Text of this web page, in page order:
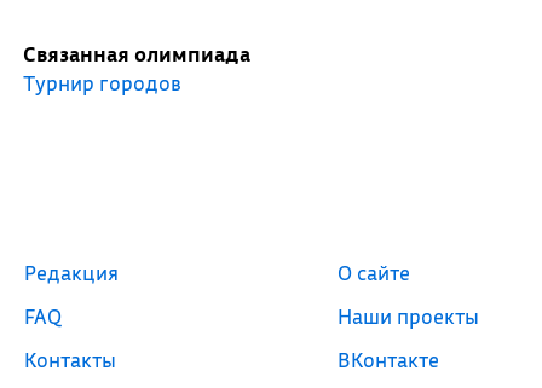
Связанная олимпиада
Турнир городов
Редакция
FAQ
Контакты
О сайте
Наши проекты
ВКонтакте